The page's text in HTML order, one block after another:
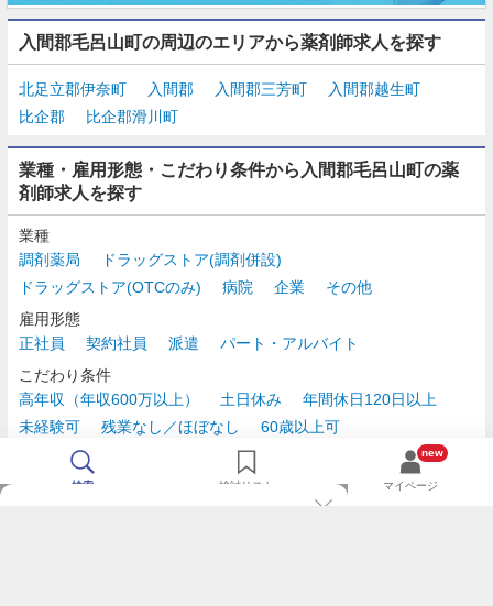
入間郡毛呂山町の周辺のエリアから薬剤師求人を探す
北足立郡伊奈町 入間郡 入間郡三芳町
入間郡越生町
比企郡
比企郡滑川町
業種・雇用形態・こだわり条件から入間郡毛呂山町の薬
剤師求人を探す
業種
調剤薬局
ドラッグストア(調剤併設)
ドラッグストア(OTCのみ)
病院 企業
その他
雇用形態
正社員
契約社員 派遣
パート・アルバイト
こだわり条件
高年収（年収600万以上）
土日休み
年間休日120日以上
未経験可
残業なし／ほぼなし
60歳以上可
時給2,500円以上
検索 検討リスト
new
マイページ